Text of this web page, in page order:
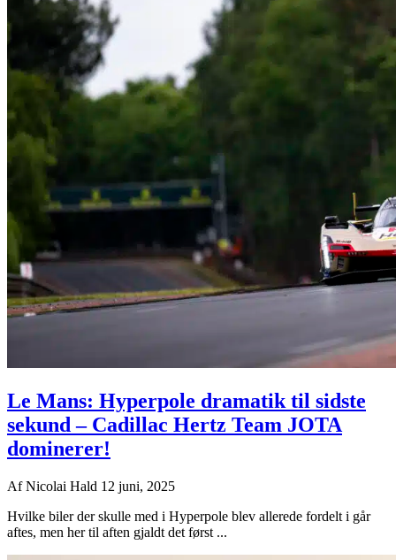
Le Mans: Hyperpole dramatik til sidste
sekund – Cadillac Hertz Team JOTA
dominerer!
AfNicolai Hald 12 juni, 2025
Hvilke biler der skulle med i Hyperpole blev allerede fordelt i går
aftes, men her til aften gjaldt det først ...